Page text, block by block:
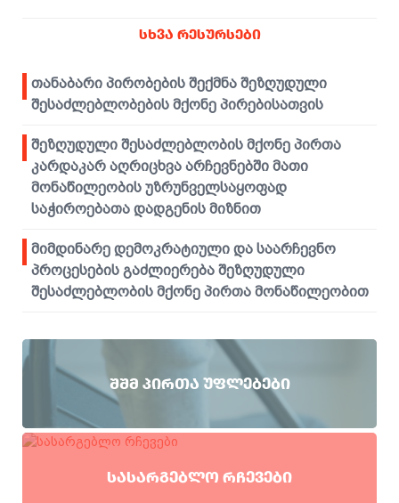
ᲡᲮᲕᲐ ᲠᲔᲡᲣᲠᲡᲔᲑᲘ
თანაბარი პირობების შექმნა შეზღუდული
შესაძლებლობების მქონე პირებისათვის
შეზღუდული შესაძლებლობის მქონე პირთა
კარდაკარ აღრიცხვა არჩევნებში მათი
მონაწილეობის უზრუნველსაყოფად
საჭიროებათა დადგენის მიზნით
მიმდინარე დემოკრატიული და საარჩევნო
პროცესების გაძლიერება შეზღუდული
შესაძლებლობის მქონე პირთა მონაწილეობით
ᲨᲨᲛ ᲞᲘᲠᲗᲐ ᲣᲤᲚᲔᲑᲔᲑᲘ
ᲡᲐᲡᲐᲠᲒᲔᲑᲚᲝ ᲠᲩᲔᲕᲔᲑᲘ